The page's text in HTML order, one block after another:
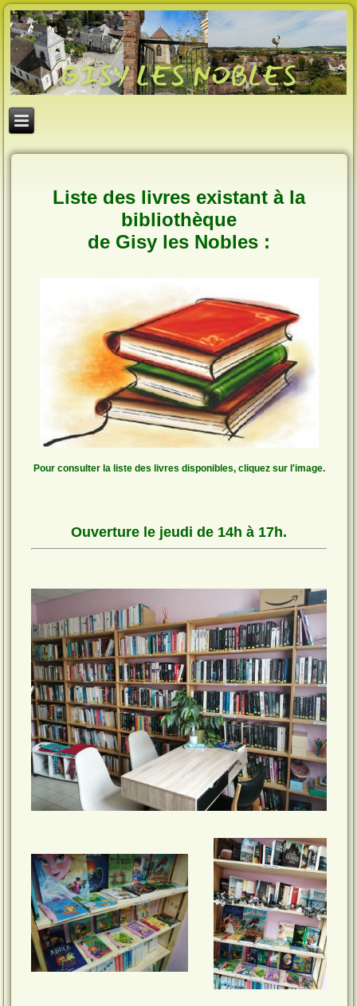
Liste des livres existant à la
bibliothèque
de Gisy les Nobles :
Pour consulter la liste des livres disponibles, cliquez sur l'image.
Ouverture le jeudi de 14h à 17h.